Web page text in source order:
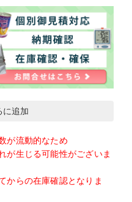
に追加
が流動的なため
が生じる可能性がございま
からの在庫確認となりま